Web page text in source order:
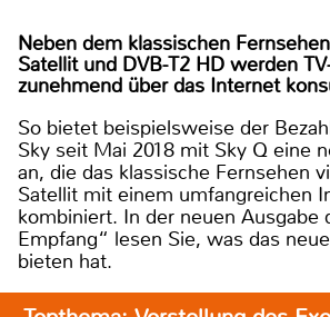
Neben dem klassischen
Satellit und DVB-T2 HD werden
zunehmend über das Internet
So bietet beispielsweise der
Sky seit Mai 2018 mit Sky Q eine
an, die das klassische Fernsehen
Satellit mit einem umfangreichen
kombiniert. In der neuen Ausgabe
Empfang“ lesen Sie, was das
bieten hat.